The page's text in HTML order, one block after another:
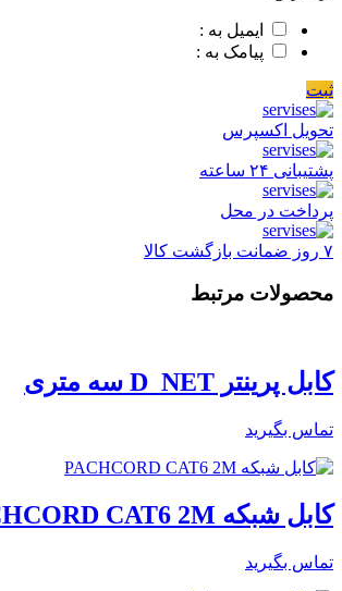
ایمیل به :
پیامک به :
ثبت
تحویل اکسپرس
پشتیبانی ۲۴ ساعته
پرداخت در محل
۷ روز ضمانت بازگشت کالا
محصولات مرتبط
کابل پرینتر D_NET سه متری
تماس بگیرید
کابل شبکه PACHCORD CAT6 2M
تماس بگیرید